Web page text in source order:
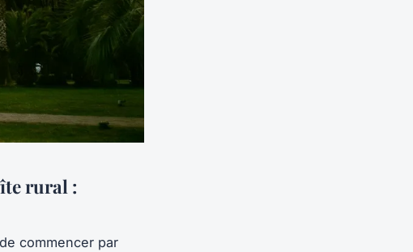
rural :
commencer par